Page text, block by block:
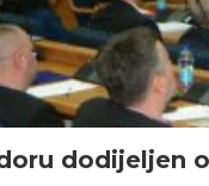
dodijeljen